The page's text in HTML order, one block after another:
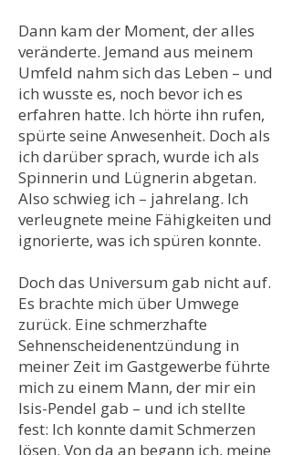
Dann kam der Moment, der alles
veränderte. Jemand aus meinem
Umfeld nahm sich das Leben – und
ich wusste es, noch bevor ich es
erfahren hatte. Ich hörte ihn rufen,
spürte seine Anwesenheit. Doch als
ich darüber sprach, wurde ich als
Spinnerin und Lügnerin abgetan.
Also schwieg ich – jahrelang. Ich
verleugnete meine Fähigkeiten und
ignorierte, was ich spüren konnte.
Doch das Universum gab nicht auf.
Es brachte mich über Umwege
zurück. Eine schmerzhafte
Sehnenscheidenentzündung in
meiner Zeit im Gastgewerbe führte
mich zu einem Mann, der mir ein
Isis-Pendel gab – und ich stellte
fest: Ich konnte damit Schmerzen
lösen. Von da an begann ich, meine